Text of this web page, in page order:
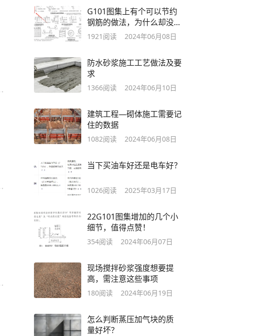
G101图集上有个可以节约
钢筋的做法，为什么却没有
使用？
1921 阅读 2024年06月08日
防水砂浆施工工艺做法及要
求
1366阅读 2024年06月10日
建筑工程—砌体施工需要记
住的数据
1082阅读 2024年06月08日
当下买油车好还是电车好？
1026阅读 2025年03月17日
22G101图集增加的几个小
细节，值得点赞！
354阅读 2024年06月07日
现场搅拌砂浆强度想要提
高，需注意这些事项
180阅读 2024年06月19日
怎么判断蒸压加气块的质
量好坏？